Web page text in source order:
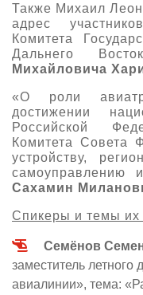
Также Михаил
адрес
Комитета
Дальнего
Михайловича
«О роли
достижении
Российской
Комитета Совета
устройству,
самоуправлению
Сахамин
Спикеры и темы их
Семёнов
заместитель
авиалинии», тема: